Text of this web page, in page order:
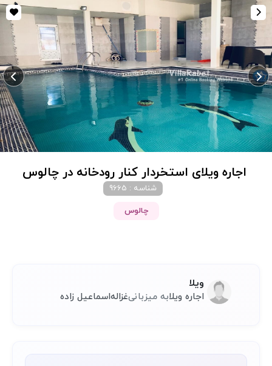
اجاره ویلای استخردار کنار رودخانه در چالوس
شناسه : 9665
چالوس
ویلا
اجاره ویلابه میزبانیغزالهاسماعیل زاده